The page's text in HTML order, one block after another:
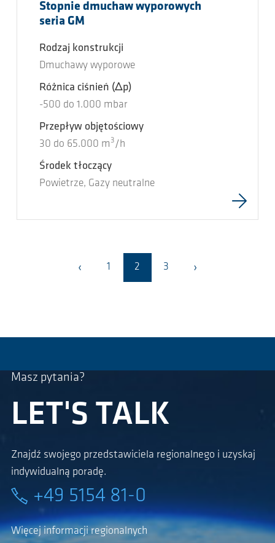
Stopnie dmuchaw wyporowych
seria GM
Rodzaj konstrukcji
Dmuchawy wyporowe
Różnica ciśnień (Δp)
-500 do 1.000 mbar
Przepływ objętościowy
30 do 65.000 m 3 /h
Środek tłoczący
Powietrze, Gazy neutralne
‹ 1 2 3 ›
Masz pytania?
LET'S TALK
Znajdź swojego przedstawiciela regionalnego i uzyskaj
indywidualną poradę.
+49 5154 81-0
Więcej informacji regionalnych